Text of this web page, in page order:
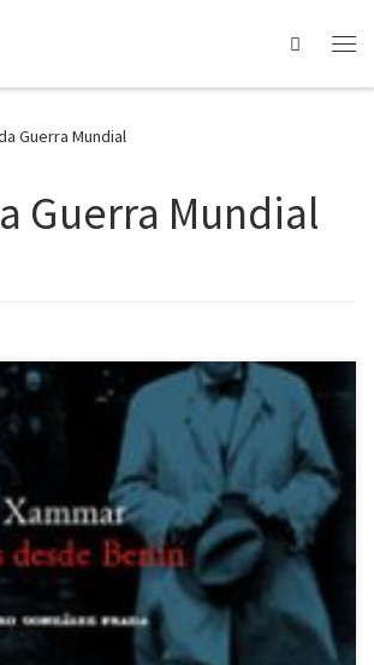
Search
Guerra Mundial
Guerra Mundial
de entreguerras toda Europa estaba
el principal vencido de la Gran Guerra
reparaciones que fijaba el Tratado de
brutal crisis económica. Esta situación provocó
del consumo, el despido masivo de
[…]